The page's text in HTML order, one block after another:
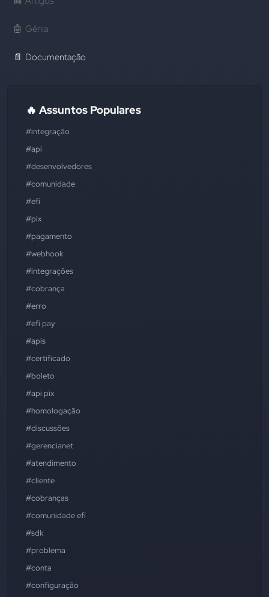
🤖 Gênia
📄 Documentação
🔥 Assuntos Populares
#integração
#api
#desenvolvedores
#comunidade
#efí
#pix
#pagamento
#webhook
#integrações
#cobrança
#erro
#efí pay
#apis
#certificado
#boleto
#api pix
#homologação
#discussões
#gerencianet
#atendimento
#cliente
#cobranças
#comunidade efí
#sdk
#problema
#conta
#configuração